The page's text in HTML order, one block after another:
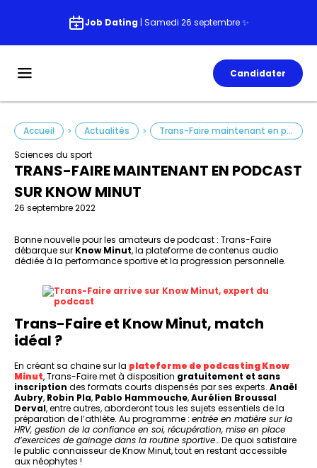
Job Dating | Samedi 26 septembre ✨
Candidater
Sciences du sport
Accueil > Actualités > Trans-Faire maintenant en podcast sur Know Minut
TRANS-FAIRE MAINTENANT EN PODCAST
SUR KNOW MINUT
26 septembre 2022
Bonne nouvelle pour les amateurs de podcast : Trans-Faire
débarque sur Know Minut, la plateforme de contenus audio
dédiée à la performance sportive et la progression personnelle.
Trans-Faire et Know Minut, match
idéal ?
En créant sa chaine sur la plateforme de podcasting Know
Minut, Trans-Faire met à disposition gratuitement et sans
inscription des formats courts dispensés par ses experts. Anaël
Aubry, Robin Pla, Pablo Hammouche,Aurélien Broussal
Derval, entre autres, aborderont tous les sujets essentiels de la
préparation de l’athlète. Au programme : entrée en matière sur la
HRV, gestion de la confiance en soi, récupération, mise en place
d’exercices de gainage dans la routine sportive… De quoi satisfaire
le public connaisseur de Know Minut, tout en restant accessible
aux néophytes !